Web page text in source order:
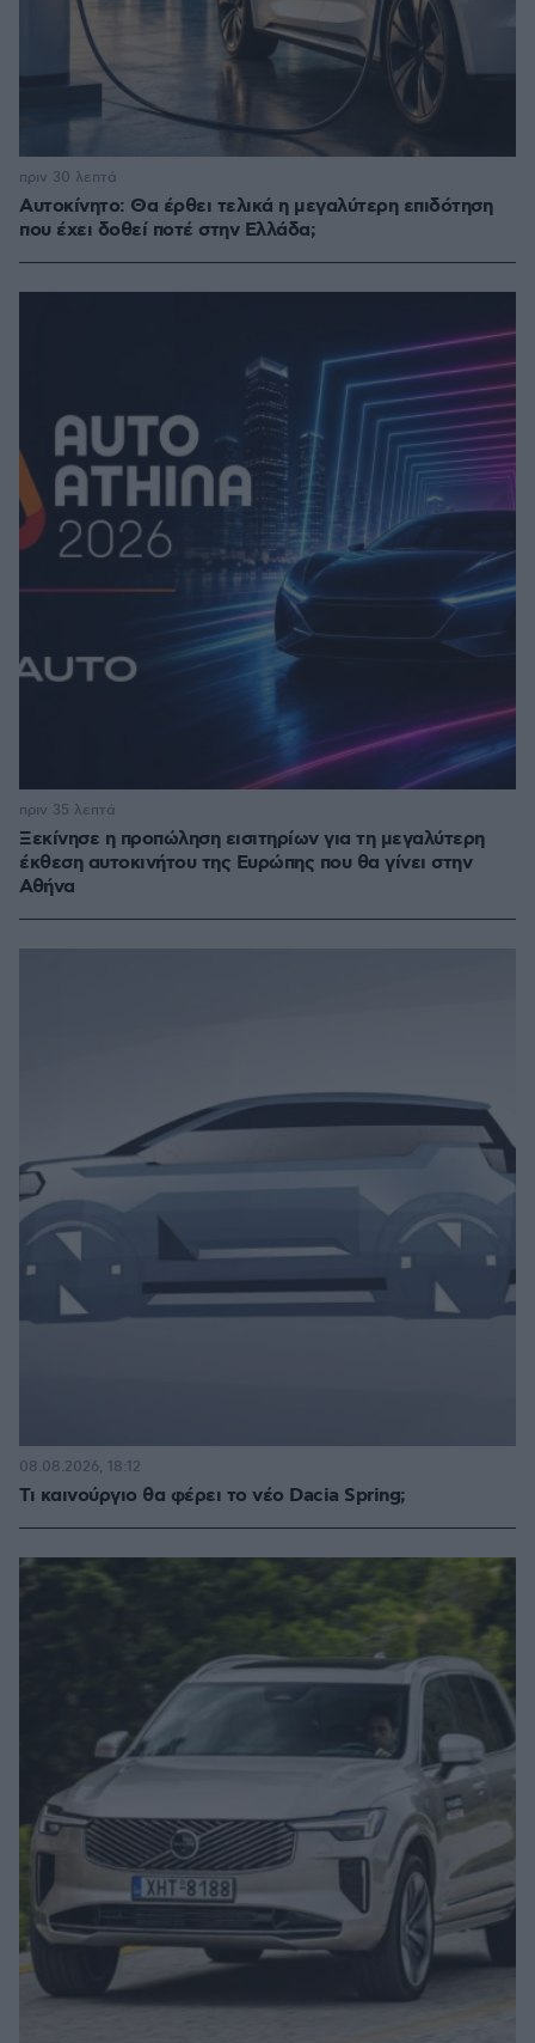
Αυτοκίνητο: Θα έρθει τελικά η μεγαλύτερη επιδότηση
που έχει δοθεί ποτέ στην Ελλάδα;
πριν 30 λεπτά
Ξεκίνησε η προπώληση εισιτηρίων για τη μεγαλύτερη
έκθεση αυτοκινήτου της Ευρώπης που θα γίνει στην
Αθήνα
πριν 35 λεπτά
Τι καινούργιο θα φέρει το νέο Dacia Spring;
08.08.2026, 18:12